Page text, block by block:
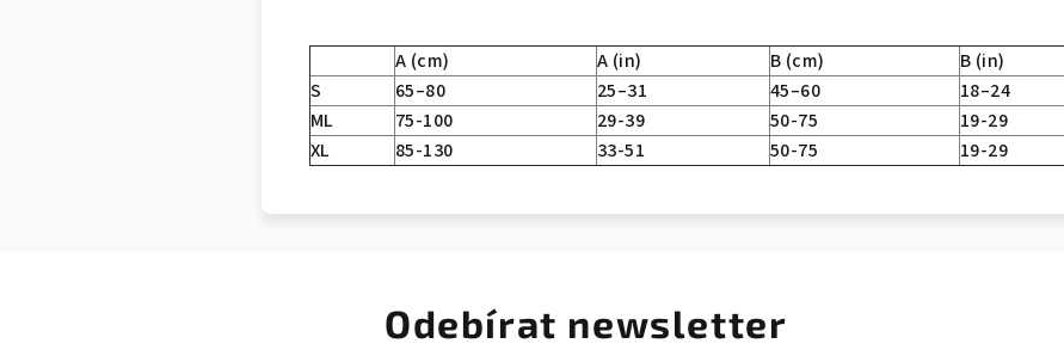
A (cm) A (in) B (cm)
B (in)
S
65–80 25–31 45–60
18–24
ML
75-100 29-39 50-75
19-29
XL
85-130 33-51 50-75 19-29
Odebírat newsletter